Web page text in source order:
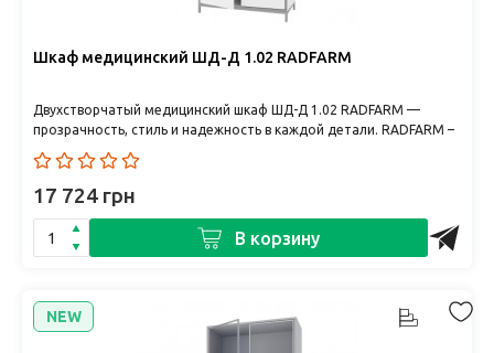
Шкаф медицинский ШД-Д 1.02 RADFARM
Двухстворчатый медицинский шкаф ШД-Д 1.02 RADFARM —
прозрачность, стиль и надежность в каждой детали. RADFARM –
укр..
17 724 грн
В корзину
NEW